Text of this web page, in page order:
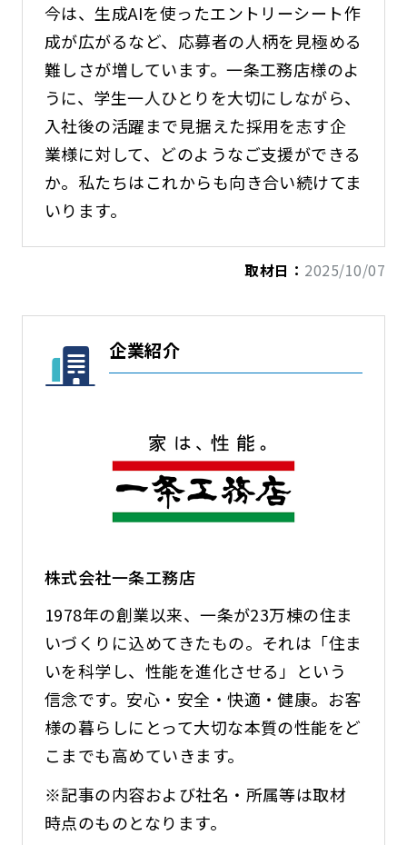
今は、生成AIを使ったエントリーシート作
成が広がるなど、応募者の人柄を見極める
難しさが増しています。一条工務店様のよ
うに、学生一人ひとりを大切にしながら、
入社後の活躍まで見据えた採用を志す企
業様に対して、どのようなご支援ができる
か。私たちはこれからも向き合い続けてま
いります。
取材日： 2025/10/07
企業紹介
株式会社一条工務店
1978年の創業以来、一条が23万棟の住ま
いづくりに込めてきたもの。それは「住ま
いを科学し、性能を進化させる」という
信念です。安心・安全・快適・健康。お客
様の暮らしにとって大切な本質の性能をど
こまでも高めていきます。
※記事の内容および社名・所属等は取材
時点のものとなります。